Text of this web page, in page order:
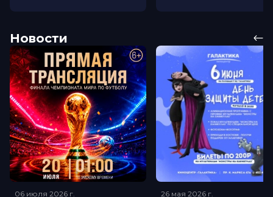
Новости
06 июля 2026 г. 26 мая 2026 г.